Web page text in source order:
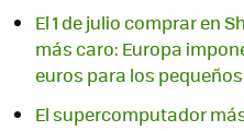
El 1 de julio comprar en
más caro: Europa
euros para los
El supercomputador